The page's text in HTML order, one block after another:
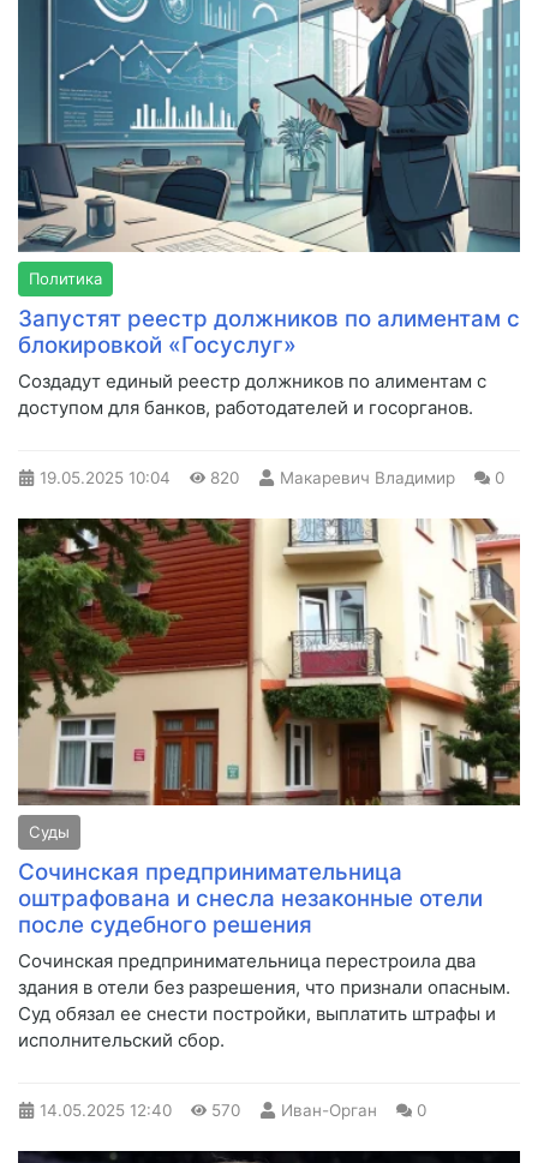
Политика
Запустят реестр должников по алиментам с
блокировкой «Госуслуг»
Создадут единый реестр должников по алиментам с
доступом для банков, работодателей и госорганов.
19.05.2025 10:04 820 Макаревич Владимир 0
Суды
Сочинская предпринимательница
оштрафована и снесла незаконные отели
после судебного решения
Сочинская предпринимательница перестроила два
здания в отели без разрешения, что признали опасным.
Суд обязал ее снести постройки, выплатить штрафы и
исполнительский сбор.
14.05.2025 12:40 570 Иван-Орган 0